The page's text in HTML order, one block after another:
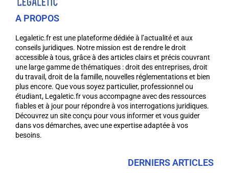
A PROPOS
Legaletic.fr est une plateforme dédiée à l’actualité et aux
conseils juridiques. Notre mission est de rendre le droit
accessible à tous, grâce à des articles clairs et précis couvrant
une large gamme de thématiques : droit des entreprises, droit
du travail, droit de la famille, nouvelles réglementations et bien
plus encore. Que vous soyez particulier, professionnel ou
étudiant, Legaletic.fr vous accompagne avec des ressources
fiables et à jour pour répondre à vos interrogations juridiques.
Découvrez un site conçu pour vous informer et vous guider
dans vos démarches, avec une expertise adaptée à vos
besoins.
DERNIERS ARTICLES